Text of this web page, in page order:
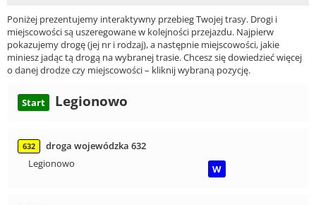
Poniżej prezentujemy interaktywny przebieg Twojej trasy. Drogi i
miejscowości są uszeregowane w kolejności przejazdu. Najpierw
pokazujemy drogę (jej nr i rodzaj), a następnie miejscowości, jakie
miniesz jadąc tą drogą na wybranej trasie. Chcesz się dowiedzieć więcej
o danej drodze czy miejscowości – kliknij wybraną pozycję.
Start Legionowo
632
droga wojewódzka 632
Legionowo
W